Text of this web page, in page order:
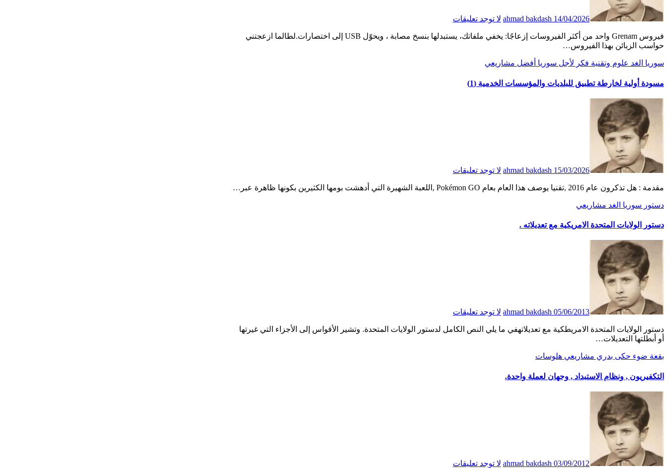
ahmad bakdash 14/04/2026 لا توجد تعليقات
فيروس Grenam واحد من أكثر الفيروسات إزعاجًا: يخفي ملفاتك، يستبدلها بنسخ مصابة ، ويحوّل USB إلى اختصارات.لطالما ازعجتني
حواسب الزبائن بهذا الفيروس…
سوريا الغد علوم وتقنية فكر لأجل سوريا أفضل مشاريعي
مسودة أولية لخارطة تطبيق للبلديات والمؤسسات الخدمية (1)
ahmad bakdash 15/03/2026 لا توجد تعليقات
مقدمة : هل تذكرون عام 2016 ,تقنيا يوصف هذا العام بعام Pokémon GO ,اللعبة الشهيرة التي أدهشت بومها الكثيرين بكونها ظاهرة عبر…
دستور سوريا الغد مشاريعي
دستور الولايات المتحدة الامريكية مع تعديلاته .
ahmad bakdash 05/06/2013 لا توجد تعليقات
دستور الولايات المتحدة الامريطكية مع تعديلاتهفي ما يلي النص الكامل لدستور الولايات المتحدة. وتشير الأقواس إلى الأجزاء التي غيرتها
أو أبطلتها التعديلات…
بقعة ضوء حكى بدري مشاريعي هلوسات
التكفيريون , ونظام الاستبداد , وجهان لعملة واحدة.
ahmad bakdash 03/09/2012 لا توجد تعليقات